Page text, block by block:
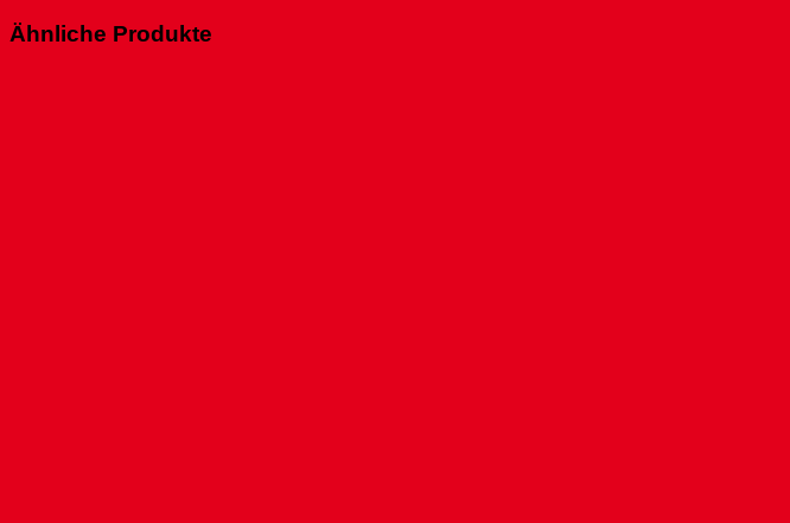
Ähnliche Produkte